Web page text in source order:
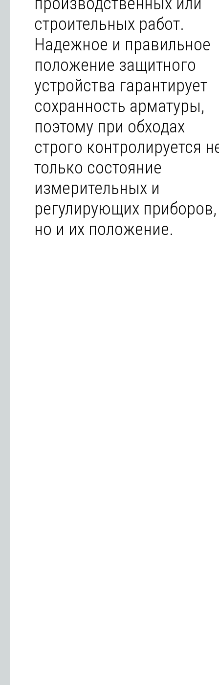
строительных работ.
Надежное и правильное
положение защитного
устройства гарантирует
сохранность арматуры,
поэтому при обходах
строго контролируется
только состояние
измерительных и
регулирующих приборов,
но и их положение.